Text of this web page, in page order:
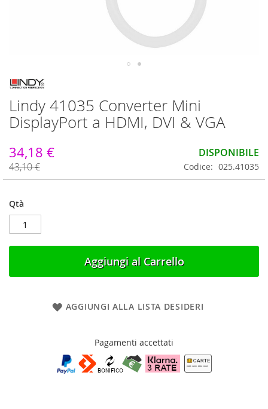
Vai
all'inizio
della
galleria
di
Lindy 41035 Converter Mini
DisplayPort a HDMI, DVI & VGA
34,18 €
43,10 €
DISPONIBILE
Codice 025.41035
Qtà
Aggiungi al Carrello
AGGIUNGI ALLA LISTA DESIDERI
Pagamenti accettati